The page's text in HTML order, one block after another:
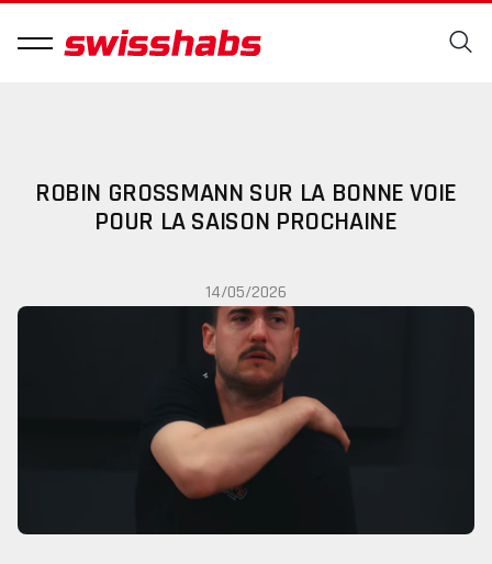
ROBIN GROSSMANN SUR LA BONNE VOIE
POUR LA SAISON PROCHAINE
14/05/2026